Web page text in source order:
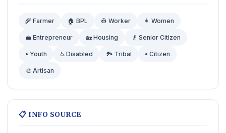
🌾 Farmer 🏠 BPL 👷 Worker 👩 Women
💼 Entrepreneur 🏡 Housing 👴 Senior Citizen
• Youth ♿ Disabled 🏞️ Tribal • Citizen
🎨 Artisan
📋 INFO SOURCE